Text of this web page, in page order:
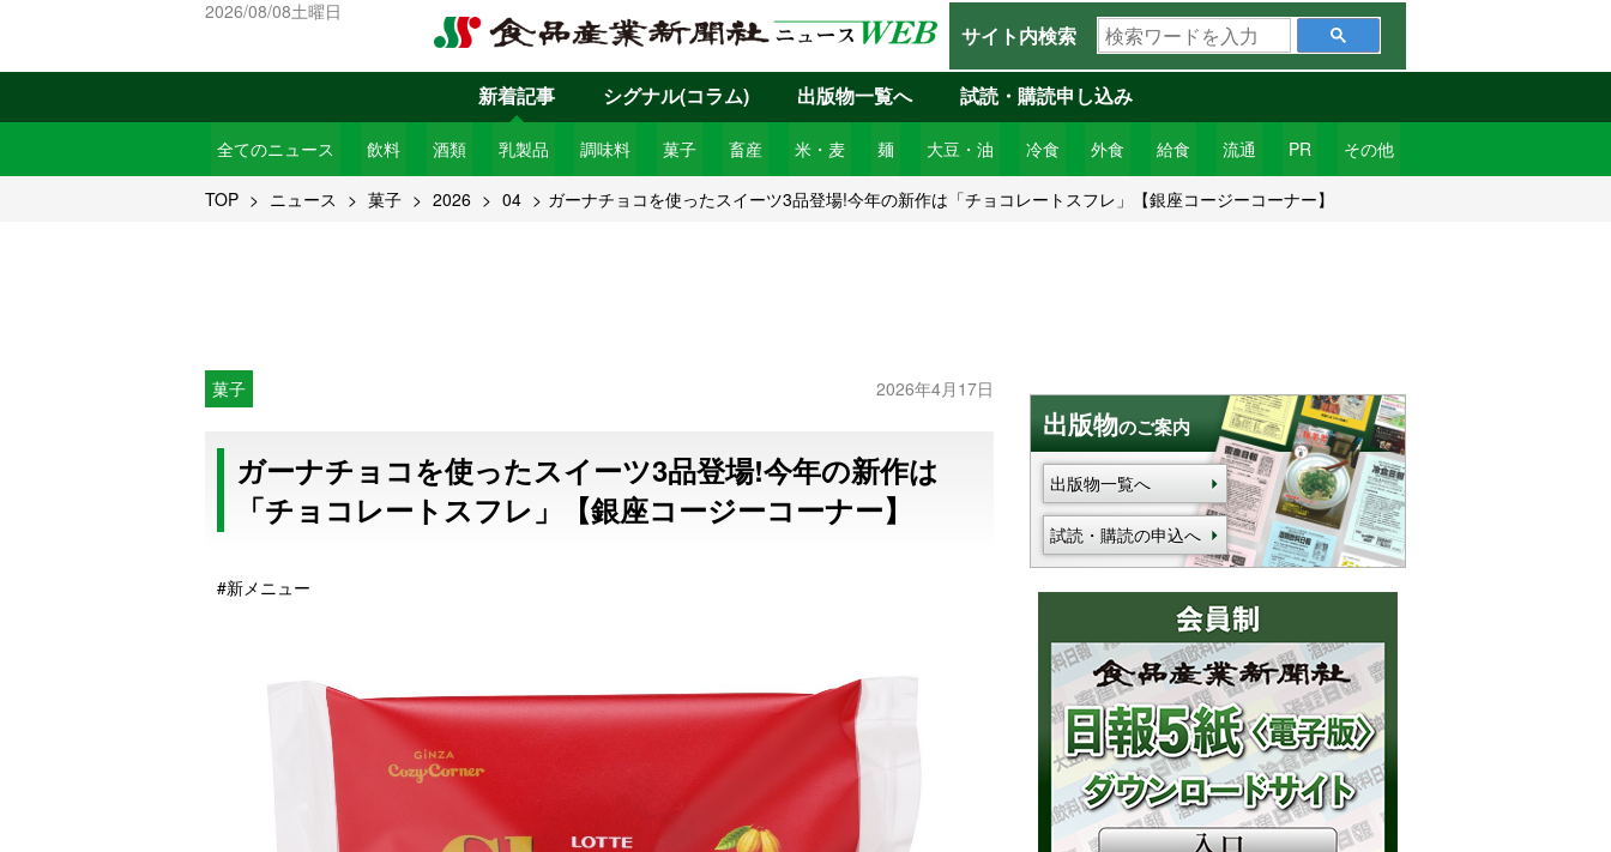
2026/08/08土曜日
サイト内検索
検
索
ワ
ー
ド
を
入
新着記事
全てのニュース 飲料 酒類 乳製品 調味料 菓子 畜産 米・麦 麺 大豆・油 冷食 外食 給食 流通 PR その他
シグナル(コラム) 出版物一覧へ 試読・購読申し込み
TOP ニュース 菓子 2026 04 ガーナチョコを使ったスイーツ3品登場!今年の新作は「チョコレートスフレ」【銀座コージーコーナー】
菓子 2026年4月17日
ガーナチョコを使ったスイーツ3品登場!今年の新作は
「チョコレートスフレ」【銀座コージーコーナー】
#新メニュー
出版物のご案内
出版物一覧へ
試読・購読の申込へ